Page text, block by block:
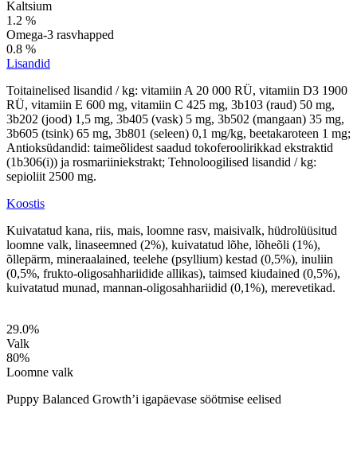
Kaltsium
1.2 %
Omega-3 rasvhapped
0.8 %
Lisandid
Toitainelised lisandid / kg: vitamiin A 20 000 RÜ, vitamiin D3 1900
RÜ, vitamiin E 600 mg, vitamiin C 425 mg, 3b103 (raud) 50 mg,
3b202 (jood) 1,5 mg, 3b405 (vask) 5 mg, 3b502 (mangaan) 35 mg,
3b605 (tsink) 65 mg, 3b801 (seleen) 0,1 mg/kg, beetakaroteen 1 mg;
Antioksüdandid: taimeõlidest saadud tokoferoolirikkad ekstraktid
(1b306(i)) ja rosmariiniekstrakt; Tehnoloogilised lisandid / kg:
sepioliit 2500 mg.
Koostis
Kuivatatud kana, riis, mais, loomne rasv, maisivalk, hüdrolüüsitud
loomne valk, linaseemned (2%), kuivatatud lõhe, lõheõli (1%),
õllepärm, mineraalained, teelehe (psyllium) kestad (0,5%), inuliin
(0,5%, frukto-oligosahhariidide allikas), taimsed kiudained (0,5%),
kuivatatud munad, mannan-oligosahhariidid (0,1%), merevetikad.
29.0%
Valk
80%
Loomne valk
Puppy Balanced Growth’i igapäevase söötmise eelised